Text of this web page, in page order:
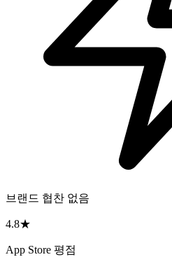
브랜드 협찬 없음
4.8★
App Store 평점